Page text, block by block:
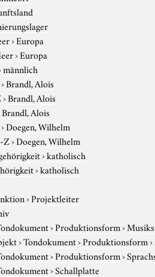
›Europa
›Europa
männlich
›Brandl, Alois
›Brandl, Alois
Brandl, Alois
›Doegen, Wilhelm
Z›Doegen, Wilhelm
›katholisch
›katholisch
›Projektleiter
›Produktionsform›
›Tondokument›Produktionsform›
›Produktionsform›
›Schallplatte